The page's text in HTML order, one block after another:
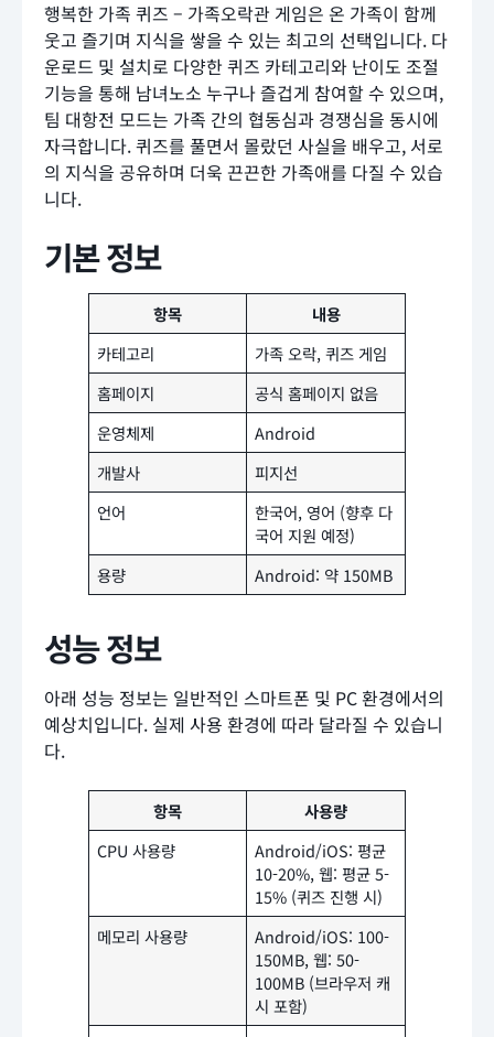
행복한 가족 퀴즈 – 가족오락관 게임은 온 가족이 함께
웃고 즐기며 지식을 쌓을 수 있는 최고의 선택입니다. 다
운로드 및 설치로 다양한 퀴즈 카테고리와 난이도 조절
기능을 통해 남녀노소 누구나 즐겁게 참여할 수 있으며,
팀 대항전 모드는 가족 간의 협동심과 경쟁심을 동시에
자극합니다. 퀴즈를 풀면서 몰랐던 사실을 배우고, 서로
의 지식을 공유하며 더욱 끈끈한 가족애를 다질 수 있습
니다.
기본 정보
항목
내용
카테고리
가족 오락, 퀴즈 게임
홈페이지
공식 홈페이지 없음
운영체제
Android
개발사
피지선
언어
한국어, 영어 (향후 다
국어 지원 예정)
용량
Android: 약 150MB
성능 정보
아래 성능 정보는 일반적인 스마트폰 및 PC 환경에서의
예상치입니다. 실제 사용 환경에 따라 달라질 수 있습니
다.
항목
사용량
CPU 사용량
Android/iOS: 평균
10-20%, 웹: 평균 5-
15% (퀴즈 진행 시)
메모리 사용량
Android/iOS: 100-
150MB, 웹: 50-
100MB (브라우저 캐
시 포함)